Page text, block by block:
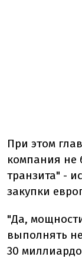
При этом
компания не
транзита" -
закупки
"Да,
выполнять
30